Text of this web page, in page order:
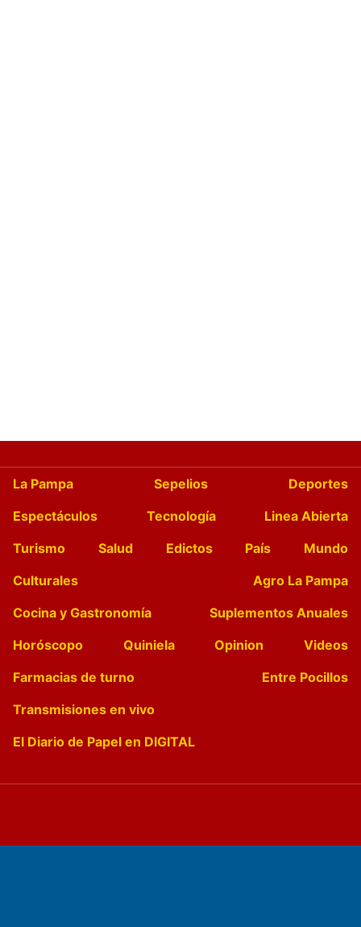
La Pampa Sepelios
Deportes
Espectáculos
Tecnología
Linea Abierta
Turismo
Salud Edictos País
Mundo
Culturales
Agro La Pampa
Cocina y Gastronomía
Suplementos Anuales
Horóscopo
Quiniela Opinion
Videos
Farmacias de turno
Entre Pocillos
Transmisiones en vivo
El Diario de Papel en DIGITAL